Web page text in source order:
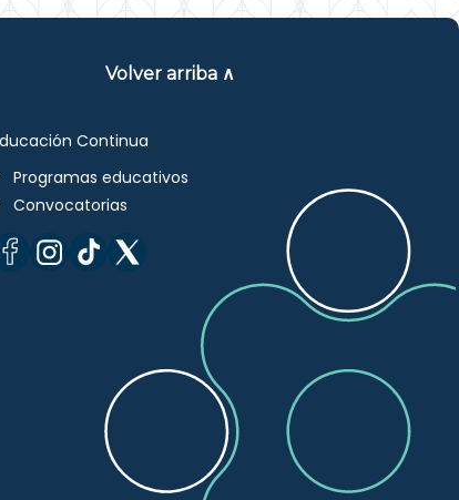
Volver arriba ∧
Continua
Programas educativos
Convocatorias